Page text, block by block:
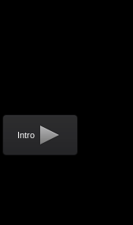
Intro